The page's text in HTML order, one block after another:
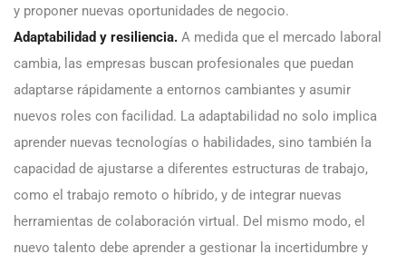
y proponer nuevas oportunidades de negocio.
Adaptabilidad y resiliencia. A medida que el mercado laboral
cambia, las empresas buscan profesionales que puedan
adaptarse rápidamente a entornos cambiantes y asumir
nuevos roles con facilidad. La adaptabilidad no solo implica
aprender nuevas tecnologías o habilidades, sino también la
capacidad de ajustarse a diferentes estructuras de trabajo,
como el trabajo remoto o híbrido, y de integrar nuevas
herramientas de colaboración virtual. Del mismo modo, el
nuevo talento debe aprender a gestionar la incertidumbre y